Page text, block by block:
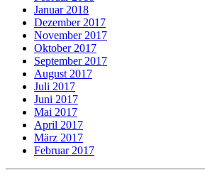
Januar 2018
Dezember 2017
November 2017
Oktober 2017
September 2017
August 2017
Juli 2017
Juni 2017
Mai 2017
April 2017
März 2017
Februar 2017